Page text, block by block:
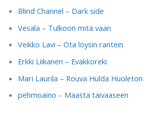
Blind Channel – Dark side
Vesala – Tulkoon mitä vaan
Veikko Lavi – Ota löysin rantein
Erkki Liikanen – Evakkoreki
Mari Laurila – Rouva Hulda Huoleton
pehmoaino – Maasta taivaaseen